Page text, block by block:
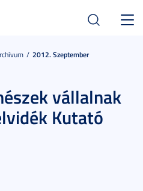
2012. Szeptember
vállalnak
Kutató